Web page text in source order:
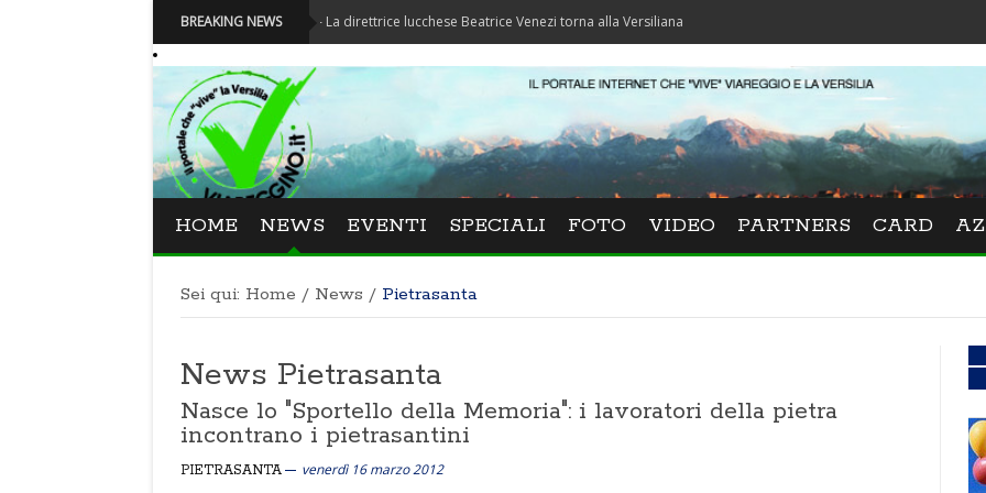
BREAKING NEWS
Festival La Versiliana - La direttrice lucchese Beatrice Venezi torna alla Versiliana
HOME NEWS EVENTI SPECIALI FOTO VIDEO PARTNERS CARD
Sei qui: Home / News / Pietrasanta
News Pietrasanta
Nasce lo "Sportello della Memoria": i lavoratori della pietra
incontrano i pietrasantini
PIETRASANTA venerdì 16 marzo 2012